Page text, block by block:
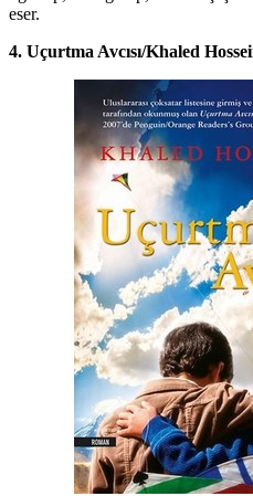
eser.
4. Uçurtma Avcısı/Khaled